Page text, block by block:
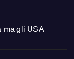
ma gli USA